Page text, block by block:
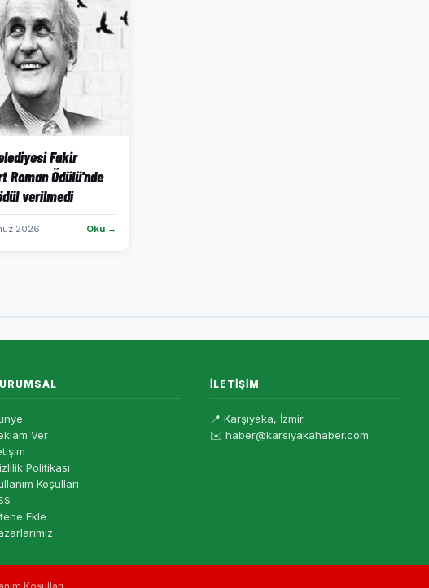
Fakir
Roman Ödülü'nde
verilmedi
2026 Oku →
Ver
Politikası
Koşulları
Ekle
İLETIŞIM
📍 Karşıyaka, İzmir
✉️ haber@karsiyakahaber.com